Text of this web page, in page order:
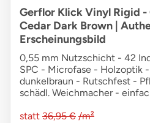
Gerflor Klick Vinyl Rigid
Cedar Dark Brown |
Erscheinungsbild
0,55 mm Nutzschicht - 42
SPC - Microfase - Holzoptik
dunkelbraun - Rutschfest -
schädl. Weichmacher -
statt 36,95 € /m²